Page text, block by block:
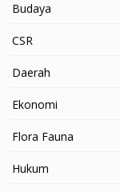
Budaya
CSR
Daerah
Ekonomi
Flora Fauna
Hukum